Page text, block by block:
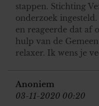
stappen. Stichting
onderzoek
en reageerde dat af
hulp van de
relaxer. Ik wens je
Anoniem
03-11-2020 00:20